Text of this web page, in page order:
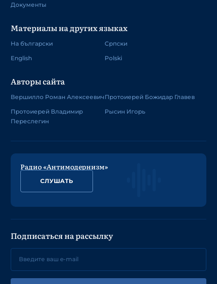
Документы
Материалы на других языках
На български
English
Српски
Polski
Авторы сайта
Вершилло Роман Алексеевич
Протоиерей Владимир
Переслегин
Протоиерей Божидар Главев
Рысин Игорь
Радио «Антимодернизм»
СЛУШАТЬ
Подписаться на рассылку